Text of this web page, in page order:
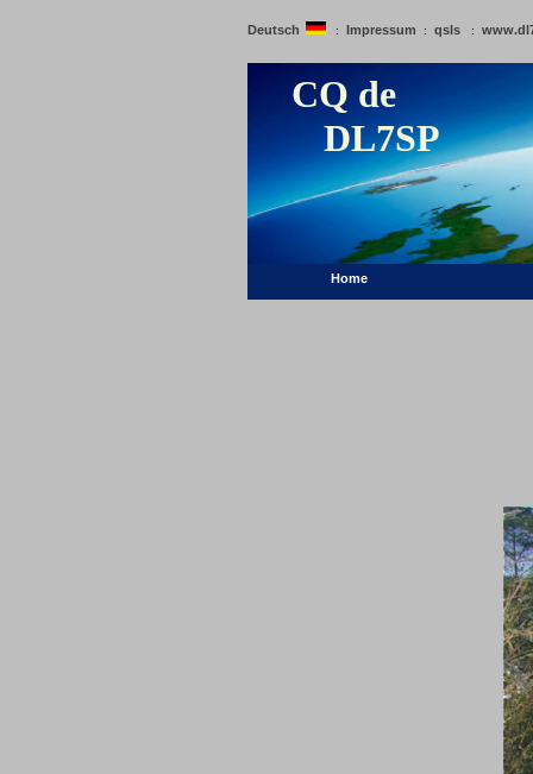
Deutsch : Impressum : qsls :
CQ de
DL7SP
Home